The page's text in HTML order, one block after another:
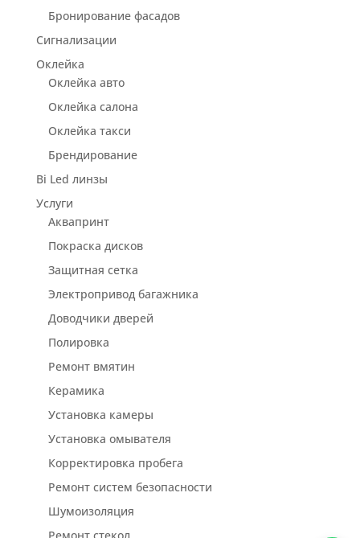
Бронирование фасадов
Сигнализации
Оклейка
Оклейка авто
Оклейка салона
Оклейка такси
Брендирование
Bi Led линзы
Услуги
Аквапринт
Покраска дисков
Защитная сетка
Электропривод багажника
Доводчики дверей
Полировка
Ремонт вмятин
Керамика
Установка камеры
Установка омывателя
Корректировка пробега
Ремонт систем безопасности
Шумоизоляция
Ремонт стекол